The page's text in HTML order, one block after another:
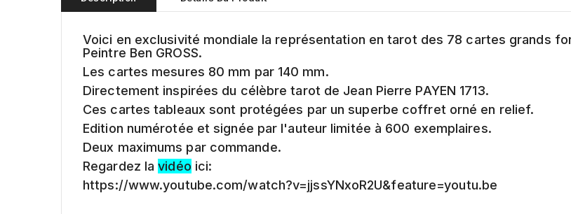
Voici en exclusivité mondiale la représentation en tarot des 78 cartes grands
Peintre Ben GROSS.
Les cartes mesures 80 mm par 140 mm.
Directement inspirées du célèbre tarot de Jean Pierre PAYEN 1713.
Ces cartes tableaux sont protégées par un superbe coffret orné en relief.
Edition numérotée et signée par l'auteur limitée à 600 exemplaires.
Deux maximums par commande.
Regardez lavidéo ici:
https://www.youtube.com/watch?v=jjssYNxoR2U&feature=youtu.be